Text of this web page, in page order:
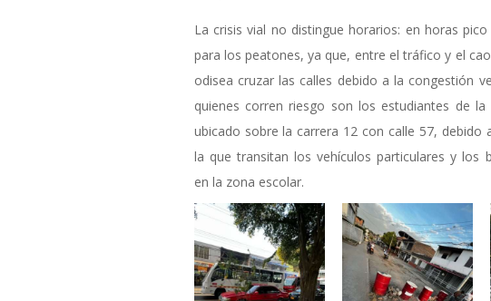
La crisis vial no distingue horarios: en horas
para los peatones, ya que, entre el tráfico y el
odisea cruzar las calles debido a la congestión
quienes corren riesgo son los estudiantes de la
ubicado sobre la carrera 12 con calle 57, debido
la que transitan los vehículos particulares y los
en la zona escolar.